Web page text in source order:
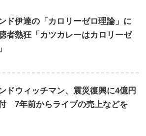
ド伊達の「カロリーゼロ理論」に
者熱狂「カツカレーはカロリーゼ
ドウィッチマン、震災復興に4億円
7年前からライブの売上などを